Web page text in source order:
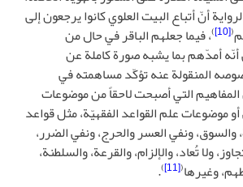
أنّ أتباع البيت العلوي كانوا يرجعون إلى
(
[10]
)، فيما جعلهم الباقر في حال من
أنّه أمدّهم بما يشبه صورة كاملة عن
المنقولة عنه تؤكّد مساهمته في
التي أصبحت لاحقاً من موضوعات
موضوعات علم القواعد الفقهيّة، مثل قواعد
والسوق، ونفي العسر والحرج، ونفي الضرر،
ولا تُعاد، والإلزام، والقرعة، والسلطنة،
وغيرها(
[11]
)
.